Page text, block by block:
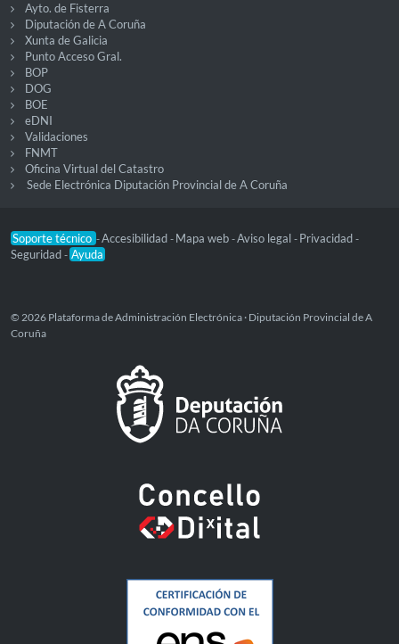
Ayto. de Fisterra
Diputación de A Coruña
Xunta de Galicia
Punto Acceso Gral.
BOP
DOG
BOE
eDNI
Validaciones
FNMT
Oficina Virtual del Catastro
Sede Electrónica Diputación Provincial de A Coruña
Soporte técnico -Accesibilidad - Mapa web -Aviso legal - Privacidad -
Seguridad - Ayuda
© 2026 Plataforma de Administración Electrónica · Diputación Provincial de A
Coruña